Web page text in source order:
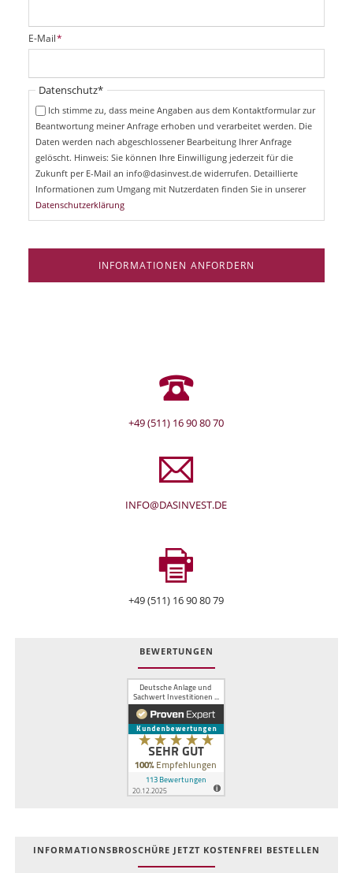
i
c
t
f
P
f
i
E-Mail*
Pflichtfeld
Datenschutz*
Ich stimme zu, dass meine Angaben aus dem Kontaktformular zur
Beantwortung meiner Anfrage erhoben und verarbeitet werden. Die
Daten werden nach abgeschlossener Bearbeitung Ihrer Anfrage
gelöscht. Hinweis: Sie können Ihre Einwilligung jederzeit für die
Zukunft per E-Mail an info@dasinvest.de widerrufen. Detaillierte
Informationen zum Umgang mit Nutzerdaten finden Sie in unserer
Datenschutzerklärung
INFORMATIONEN ANFORDERN
+49 (511) 16 90 80 70
INFO@DASINVEST.DE
+49 (511) 16 90 80 79
BEWERTUNGEN
INFOR­MATIONS­BROSCHÜRE JETZT KOSTEN­FREI BESTELLEN